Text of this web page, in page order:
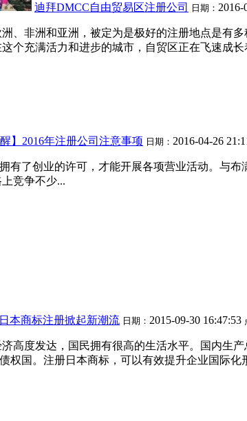
迪拜DMCC自由贸易区注册公司 日期： 2016-
、非洲和亚洲，被定为是极好的注册地点是有
个充满活力和进步的城市，自贸区正在飞速成长
醒】2016年注册公司注意事项 日期： 2016-04-26
有了创业的许可，才能开展各项营业活动。与
竞争不少...
日本商标注册掀起新潮流 日期： 2015-09-30 16:47:53
高度发达，国民拥有很高的生活水平。国内生
权国。注册日本商标，可以有效提升企业国际化